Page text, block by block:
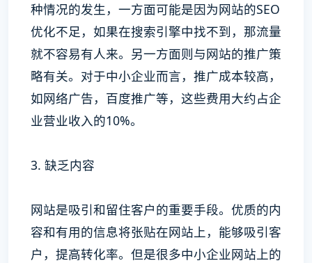
种情况的发生，一方面可能是因为网站的SEO
优化不足，如果在搜索引擎中找不到，那流量
就不容易有人来。另一方面则与网站的推广策
略有关。对于中小企业而言，推广成本较高，
如网络广告，百度推广等，这些费用大约占企
业营业收入的10%。
3. 缺乏内容
网站是吸引和留住客户的重要手段。优质的内
容和有用的信息将张贴在网站上，能够吸引客
户，提高转化率。但是很多中小企业网站上的